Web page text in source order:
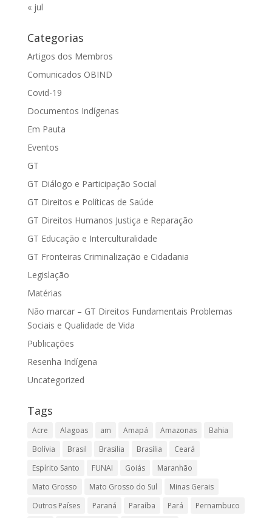
« jul
Categorias
Artigos dos Membros
Comunicados OBIND
Covid-19
Documentos Indígenas
Em Pauta
Eventos
GT
GT Diálogo e Participação Social
GT Direitos e Políticas de Saúde
GT Direitos Humanos Justiça e Reparação
GT Educação e Interculturalidade
GT Fronteiras Criminalização e Cidadania
Legislação
Matérias
Não marcar – GT Direitos Fundamentais Problemas
Sociais e Qualidade de Vida
Publicações
Resenha Indígena
Uncategorized
Tags
Acre Alagoas am Amapá Amazonas
Bahia
Bolívia
Brasil Brasilia Brasília
Ceará
Espírito Santo
FUNAI Goiás
Maranhão
Mato Grosso
Mato Grosso do Sul
Minas Gerais
Outros Países
Paraná Paraíba Pará
Pernambuco